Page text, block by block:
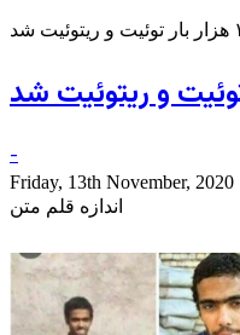
-
Friday, 13th November, 2020
اندازه قلم متن